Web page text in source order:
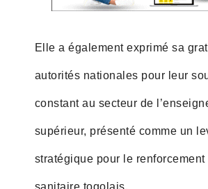
Elle a également exprimé sa
autorités nationales pour leur
constant au secteur de
supérieur, présenté comme un
stratégique pour le renforcement
sanitaire togolais.